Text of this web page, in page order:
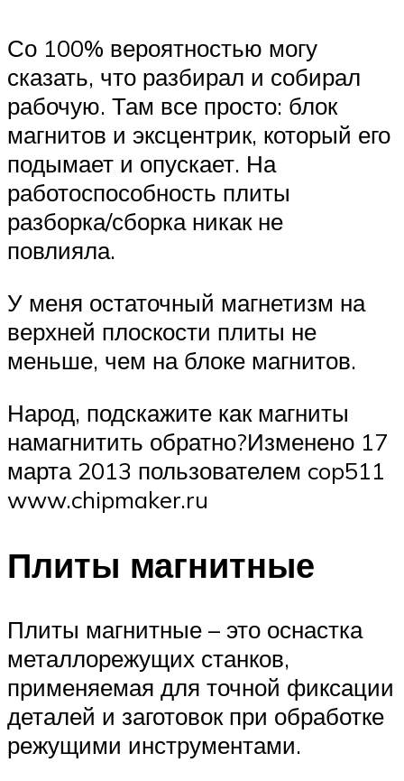
Со 100% вероятностью могу
сказать, что разбирал и собирал
рабочую. Там все просто: блок
магнитов и эксцентрик, который его
подымает и опускает. На
работоспособность плиты
разборка/сборка никак не
повлияла.
У меня остаточный магнетизм на
верхней плоскости плиты не
меньше, чем на блоке магнитов.
Народ, подскажите как магниты
намагнитить обратно?Изменено 17
марта 2013 пользователем cop511
www.chipmaker.ru
Плиты магнитные
Плиты магнитные – это оснастка
металлорежущих станков,
применяемая для точной фиксации
деталей и заготовок при обработке
режущими инструментами.